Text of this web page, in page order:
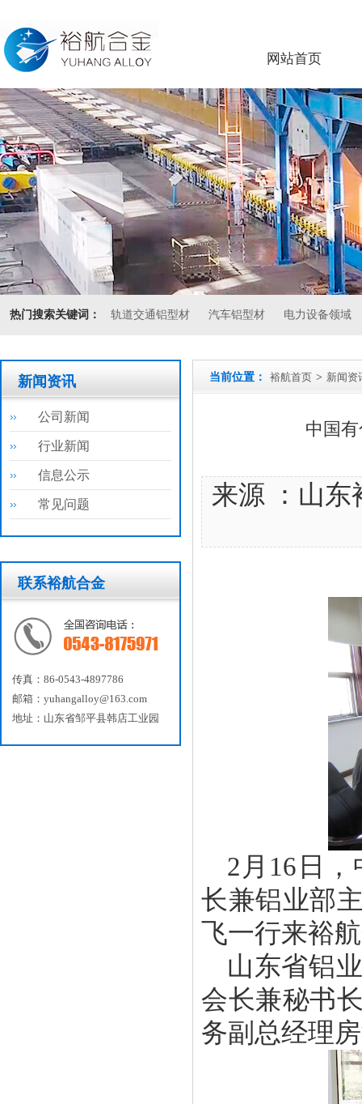
网站首页
热门搜索关键词： 轨道交通铝型材 汽车铝型材 电力设备领域
新闻资讯
公司新闻
行业新闻
信息公示
常见问题
联系裕航合金
传真：86-0543-4897786
邮箱：yuhangalloy@163.com
地址：山东省邹平县韩店工业园
当前位置： 裕航首页 > 新闻资
中国
来源 ：山
2月16日
长兼铝业部
飞一行来裕
山东省铝
会长兼秘书
务副总经理